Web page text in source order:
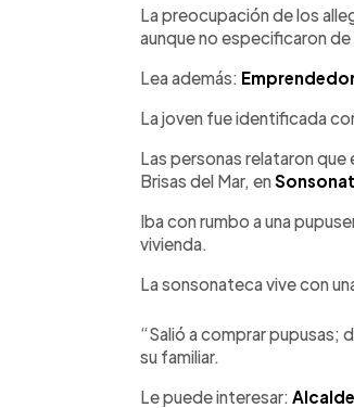
La preocupación de los
aunque no especificaron
Lea además:
La joven fue identificada
Las personas relataron que
Brisas del Mar, en
Iba con rumbo a una
vivienda.
La sonsonateca vive con
“Salió a comprar pupusas;
su familiar.
Le puede interesar: